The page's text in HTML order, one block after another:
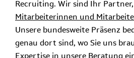
Recruiting. Wir sind Ihr
Mitarbeiterinnen und
Unsere bundesweite Präsenz
genau dort sind, wo Sie uns